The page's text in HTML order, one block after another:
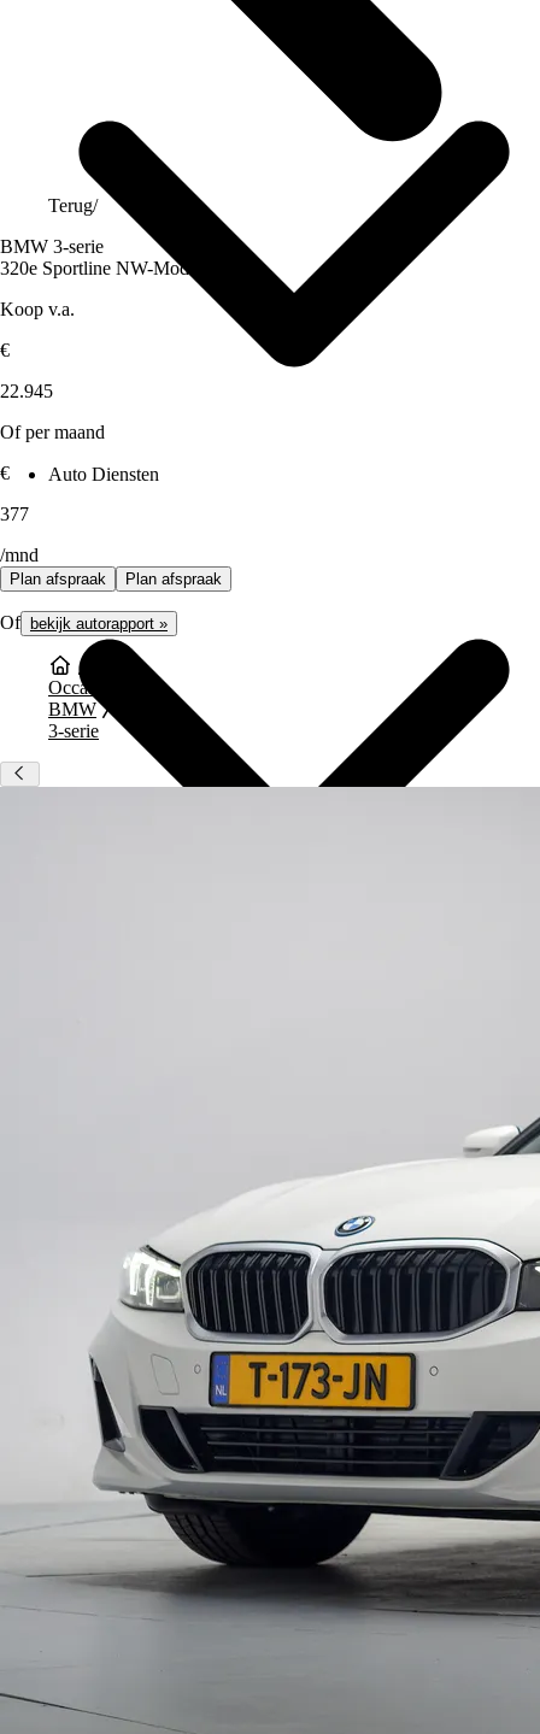
Auto Diensten
Terug/
BMW 3-serie
320e Sportline NW-Model Aut.
Koop v.a.
€
22.945
Of per maand
€
377
/mnd
Plan afspraak Plan afspraak
Of bekijk autorapport »
Occasions
BMW
3-serie